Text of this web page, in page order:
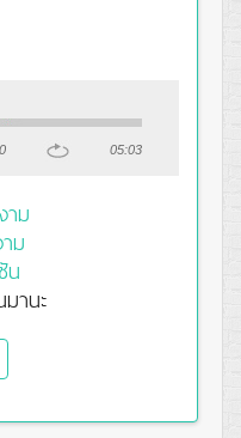
05:03
ม
ม
น
านะ